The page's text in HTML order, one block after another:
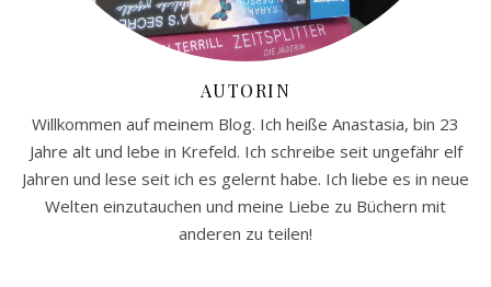
AUTORIN
Willkommen auf meinem Blog. Ich heiße Anastasia, bin 23
Jahre alt und lebe in Krefeld. Ich schreibe seit ungefähr elf
Jahren und lese seit ich es gelernt habe. Ich liebe es in neue
Welten einzutauchen und meine Liebe zu Büchern mit
anderen zu teilen!